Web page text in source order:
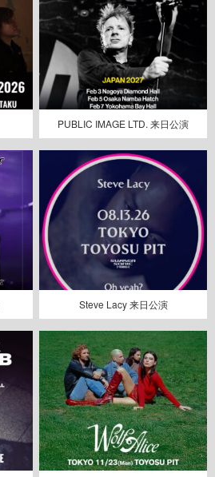
PUBLIC IMAGE LTD. 来日公演
Steve Lacy 来日公演